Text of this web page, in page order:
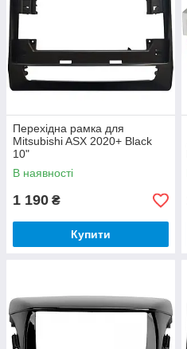
Перехідна рамка для
Mitsubishi ASX 2020+ Black
10"
В наявності
1 190 ₴
Купити